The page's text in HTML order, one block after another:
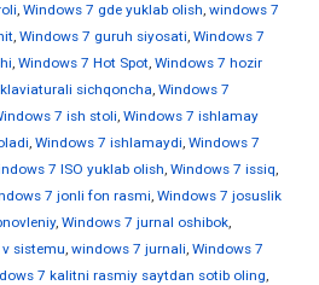
, Windows 7 gde yuklab olish, windows 7
, Windows 7 guruh siyosati, Windows 7
, Windows 7 Hot Spot, Windows 7 hozir
sichqoncha, Windows 7
7 ish stoli, Windows 7 ishlamay
, Windows 7 ishlamaydi, Windows 7
7 ISO yuklab olish, Windows 7 issiq,
7 jonli fon rasmi, Windows 7 josuslik
, Windows 7 jurnal oshibok,
sistemu, windows 7 jurnali, Windows 7
7 kalitni rasmiy saytdan sotib oling,